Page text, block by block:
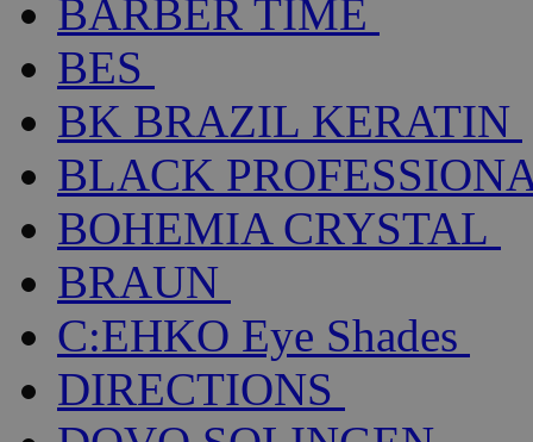
BARBER TIME
BES
BK BRAZIL KERATIN
BLACK
BOHEMIA CRYSTAL
BRAUN
C:EHKO Eye Shades
DIRECTIONS